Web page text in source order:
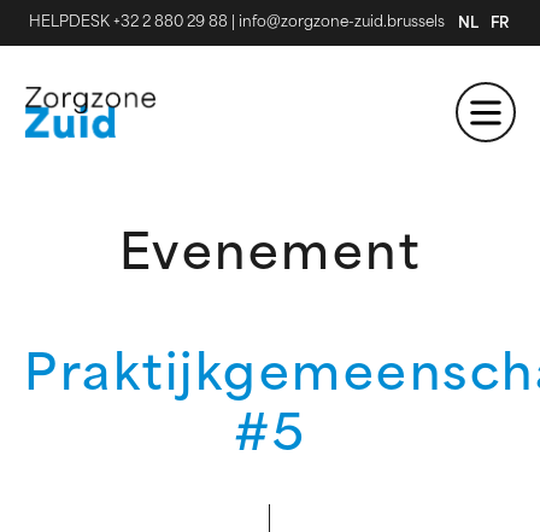
HELPDESK +32 2 880 29 88 info@zorgzone-zuid.brussels NL FR
Evenement
#5